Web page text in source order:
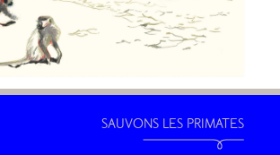
SAUVONS LES PRIMATES